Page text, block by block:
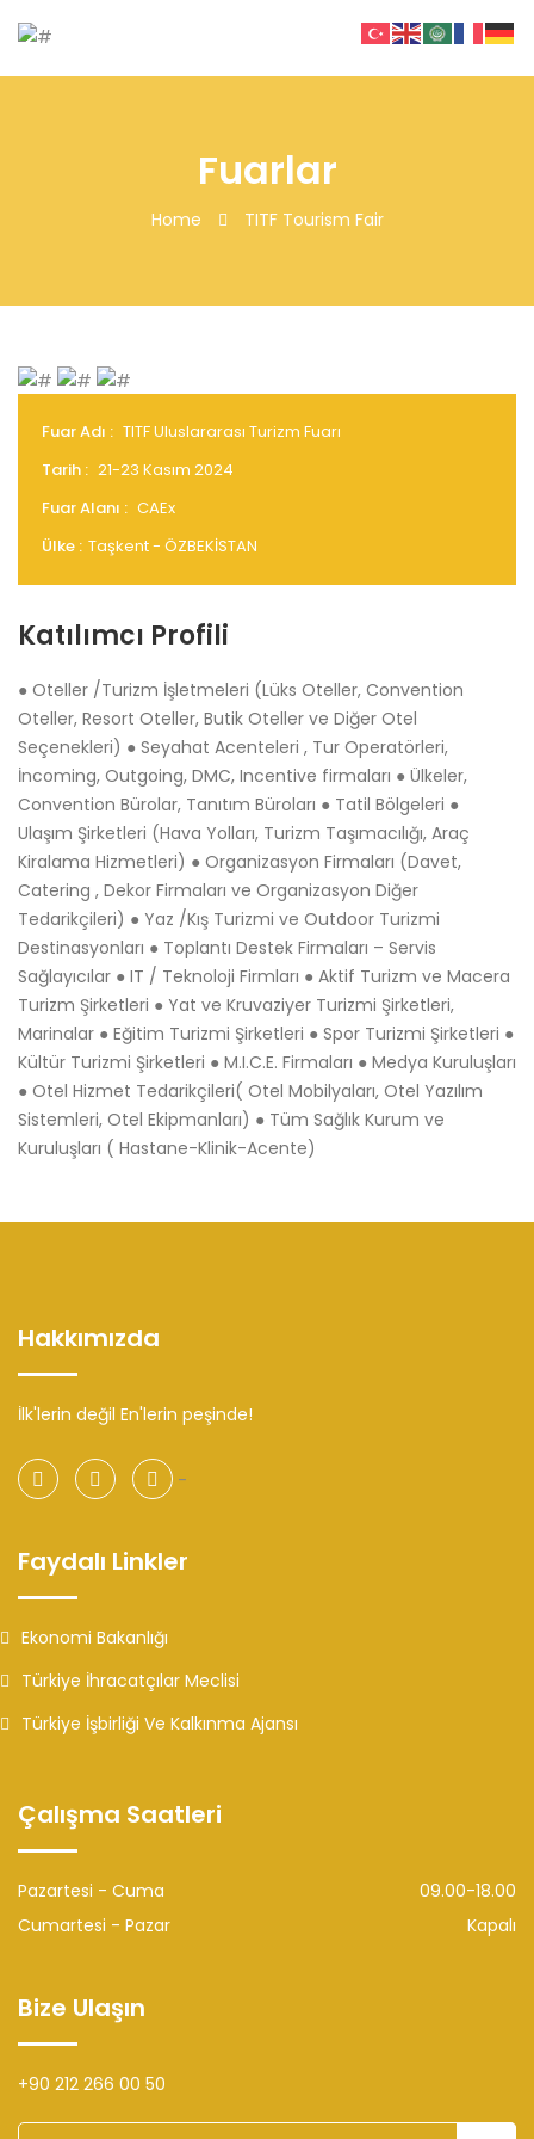
Fuarlar
Home TITF Tourism Fair
Fuar Adı : TITF Uluslararası Turizm Fuarı
Tarih : 21-23 Kasım 2024
Fuar Alanı : CAEx
Ülke : Taşkent - ÖZBEKİSTAN
Katılımcı Profili
● Oteller /Turizm İşletmeleri (Lüks Oteller, Convention
Oteller, Resort Oteller, Butik Oteller ve Diğer Otel
Seçenekleri) ● Seyahat Acenteleri , Tur Operatörleri,
İncoming, Outgoing, DMC, Incentive firmaları ● Ülkeler,
Convention Bürolar, Tanıtım Büroları ● Tatil Bölgeleri ●
Ulaşım Şirketleri (Hava Yolları, Turizm Taşımacılığı, Araç
Kiralama Hizmetleri) ● Organizasyon Firmaları (Davet,
Catering , Dekor Firmaları ve Organizasyon Diğer
Tedarikçileri) ● Yaz /Kış Turizmi ve Outdoor Turizmi
Destinasyonları ● Toplantı Destek Firmaları – Servis
Sağlayıcılar ● IT / Teknoloji Firmları ● Aktif Turizm ve Macera
Turizm Şirketleri ● Yat ve Kruvaziyer Turizmi Şirketleri,
Marinalar ● Eğitim Turizmi Şirketleri ● Spor Turizmi Şirketleri ●
Kültür Turizmi Şirketleri ● M.I.C.E. Firmaları ● Medya Kuruluşları
● Otel Hizmet Tedarikçileri( Otel Mobilyaları, Otel Yazılım
Sistemleri, Otel Ekipmanları) ● Tüm Sağlık Kurum ve
Kuruluşları ( Hastane-Klinik-Acente)
Hakkımızda
İlk'lerin değil En'lerin peşinde!
-
Faydalı Linkler
Ekonomi Bakanlığı
Türkiye İhracatçılar Meclisi
Türkiye İşbirliği Ve Kalkınma Ajansı
Çalışma Saatleri
Pazartesi - Cuma
09.00-18.00
Cumartesi - Pazar
Kapalı
Bize Ulaşın
+90 212 266 00 50